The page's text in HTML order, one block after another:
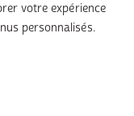
votre expérience
personnalisés.